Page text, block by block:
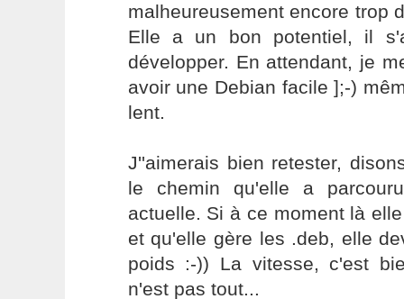
malheureusement encore trop
Elle a un bon potentiel, il
développer. En attendant, je
avoir une Debian facile ];-)
lent.
J''aimerais bien retester,
le chemin qu'elle a
actuelle. Si à ce moment là
et qu'elle gère les .deb, elle
poids :-)) La vitesse, c'est
n'est pas tout...